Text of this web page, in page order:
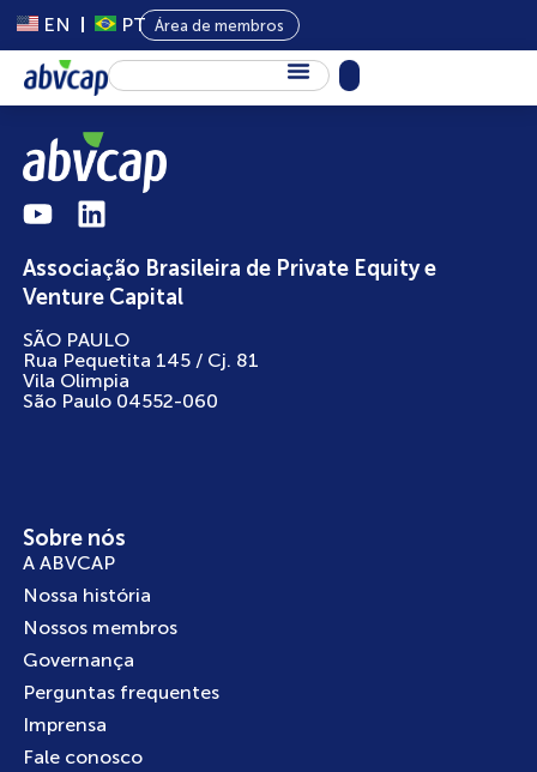
EN PT Área de membros
Sobre Nós
Capital Privado
Programas
Conteúdo
Eventos
Notícias
Associação Brasileira de Private Equity e
Venture Capital
SÃO PAULO
Rua Pequetita 145 / Cj. 81
Vila Olimpia
São Paulo 04552-060
Sobre nós
A ABVCAP
Nossa história
Nossos membros
Governança
Perguntas frequentes
Imprensa
Fale conosco